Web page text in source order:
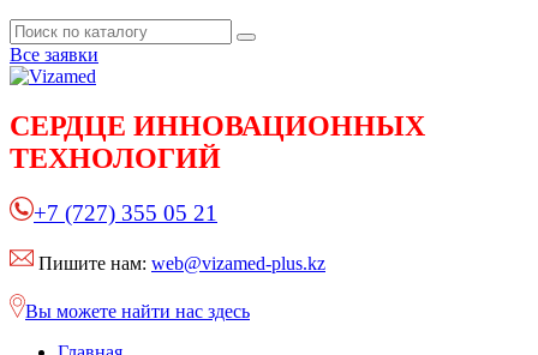
Все заявки
СЕРДЦЕ ИННОВАЦИОННЫХ
ТЕХНОЛОГИЙ
+7 (727) 355 05 21
Пишите нам: web@vizamed-plus.kz
Вы можете найти нас здесь